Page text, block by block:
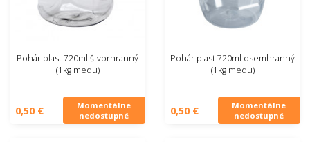
Pohár plast 720ml štvorhranný
(1kg medu)
0,50 €
Momentálne
nedostupné
Pohár plast 720ml osemhranný
(1kg medu)
0,50 €
Momentálne
nedostupné